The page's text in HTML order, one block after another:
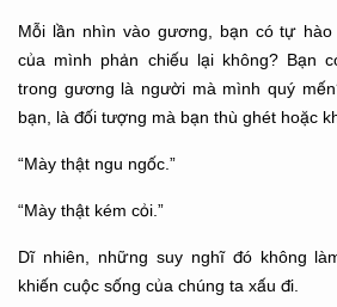
Mỗi lần nhìn vào gương, bạn có tự
của mình phản chiếu lại không? Bạn
trong gương là người mà mình quý
bạn, là đối tượng mà bạn thù ghét hoặc
“Mày thật ngu ngốc.”
“Mày thật kém cỏi.”
Dĩ nhiên, những suy nghĩ đó không
khiến cuộc sống của chúng ta xấu đi.